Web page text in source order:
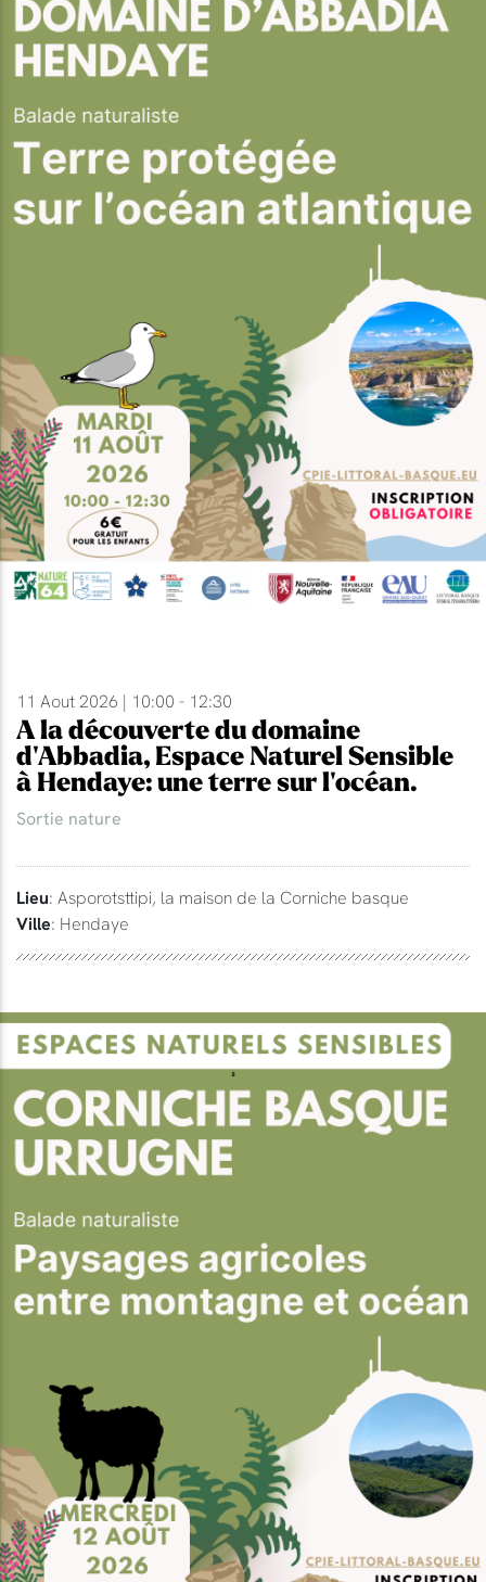
11 Aout 2026 | 10:00 - 12:30
A la découverte du domaine
d'Abbadia, Espace Naturel Sensible
à Hendaye: une terre sur l'océan.
Sortie nature
Lieu: Asporotsttipi, la maison de la Corniche basque
Ville: Hendaye